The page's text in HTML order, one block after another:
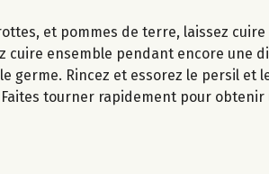
et pommes de terre, laissez
cuire ensemble pendant encore une
germe. Rincez et essorez le persil et
Faites tourner rapidement pour obtenir